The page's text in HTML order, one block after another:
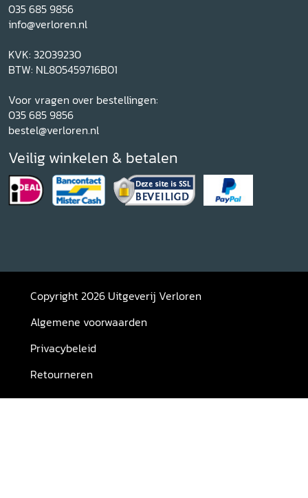
035 685 9856
info@verloren.nl
KVK: 32039230
BTW: NL805459716B01
Voor vragen over bestellingen:
035 685 9856
bestel@verloren.nl
Veilig winkelen & betalen
Copyright 2026 Uitgeverij Verloren
Algemene voorwaarden
Privacybeleid
Retourneren